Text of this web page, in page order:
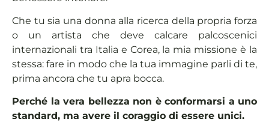
Che tu sia una donna alla ricerca della propria forza
o un artista che deve calcare palcoscenici
internazionali tra Italia e Corea, la mia missione è la
stessa: fare in modo che la tua immagine parli di te,
prima ancora che tu apra bocca.
Perché la vera bellezza non è conformarsi a uno
standard, ma avere il coraggio di essere unici.